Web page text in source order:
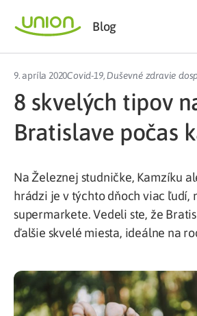
Blog
9. apríla 2020Covid-19,Duševné zdravie
8 skvelých tipov
Bratislave počas
Na Železnej studničke, Kamzíku
hrádzi je v týchto dňoch viac ľudí,
supermarkete. Vedeli ste, že
ďalšie skvelé miesta, ideálne na